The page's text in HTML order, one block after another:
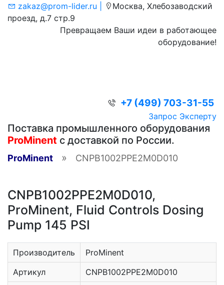
zakaz@prom-lider.ru |
Москва, Хлебозаводский
проезд, д.7 стр.9
Превращаем Ваши идеи в работающее
оборудование!
+7 (499) 703-31-55
Запрос Эксперту
Поставка промышленного оборудования
ProMinent с доставкой по России.
ProMinent » CNPB1002PPE2M0D010
CNPB1002PPE2M0D010,
ProMinent, Fluid Controls Dosing
Pump 145 PSI
Производитель
ProMinent
Артикул
CNPB1002PPE2M0D010